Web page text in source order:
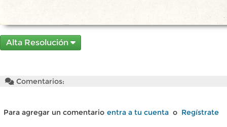
Alta Resolución
Comentarios:
Para agregar un comentario entra a tu cuenta o Regístrate